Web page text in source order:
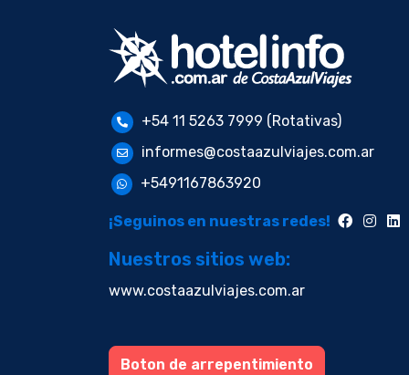
+54 11 5263 7999 (Rotativas)
informes@costaazulviajes.com.ar
+5491167863920
¡Seguinos en nuestras redes!
Nuestros sitios web:
www.costaazulviajes.com.ar
Boton de arrepentimiento